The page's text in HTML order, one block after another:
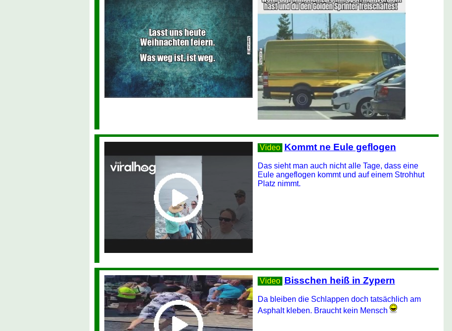
Video Kommt ne Eule geflogen
Das sieht man auch nicht alle Tage, dass eine
Eule angeflogen kommt und auf einem Strohhut
Platz nimmt.
Video Bisschen heiß in Zypern
Da bleiben die Schlappen doch tatsächlich am
Asphalt kleben. Braucht kein Mensch